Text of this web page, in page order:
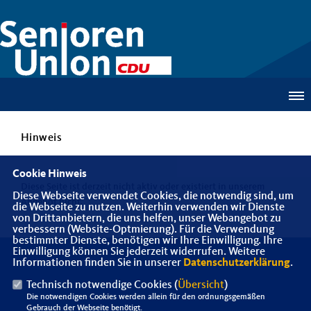
Hinweis
Angebot nicht.
Senioren Union Bezirk Ruhr
Cookie Hinweis
Diese Webseite verwendet Cookies, die notwendig sind, um
die Webseite zu nutzen. Weiterhin verwenden wir Dienste
von Drittanbietern, die uns helfen, unser Webangebot zu
verbessern (Website-Optmierung). Für die Verwendung
bestimmter Dienste, benötigen wir Ihre Einwilligung. Ihre
Einwilligung können Sie jederzeit widerrufen. Weitere
Informationen finden Sie in unserer Datenschutzerklärung.
Technisch notwendige Cookies (Übersicht)
Die notwendigen Cookies werden allein für den ordnungsgemäßen
Gebrauch der Webseite benötigt.